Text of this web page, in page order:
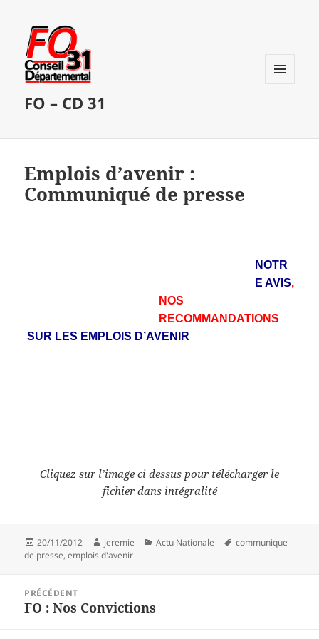
FO – CD 31
Emplois d’avenir :
Communiqué de presse
NOTR
E AVIS,
NOS
RECOMMANDATIONS
SUR LES EMPLOIS D’AVENIR
Cliquez sur l’image ci dessus pour télécharger le
fichier dans intégralité
Publié
le
20/11/2012 Auteur
jeremie Catégories
Actu Nationale
Mots-
communique
de presse,emplois d'avenir
l’article
PRÉCÉDENT
Article
FO : Nos Convictions